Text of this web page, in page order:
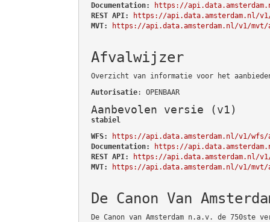
Documentation:
https://
REST API:
https://api.data.amsterdam.nl/
MVT:
https://api.data.amsterdam.nl/v1/mvt/
Afvalwijzer
Overzicht van informatie voor het
Autorisatie: OPENBAAR
Aanbevolen versie (v1)
stabiel
WFS:
https://api.data.amsterdam.nl/v1/
Documentation:
https://
REST API:
https://api.data.amsterdam.nl/
MVT:
https://api.data.amsterdam.nl/v1/
De Canon Van
De Canon van Amsterdam n.a.v. de 750ste